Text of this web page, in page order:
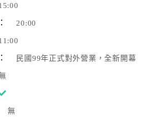
20:00
民國99年正式對外營業，全新開幕
無